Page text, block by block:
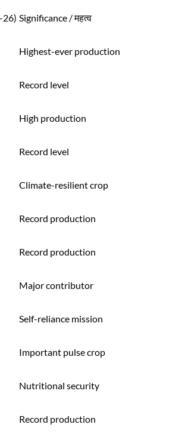
26) Significance / महत्व
Highest-ever production
Record level
High production
Record level
Climate-resilient crop
Record production
Record production
Major contributor
Self-reliance mission
Important pulse crop
Nutritional security
Record production